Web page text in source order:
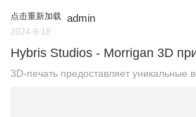
点击重新加载 admin
2024-9-18
Hybris Studios - Morrigan 3D
3D-печать предоставляет уникальные